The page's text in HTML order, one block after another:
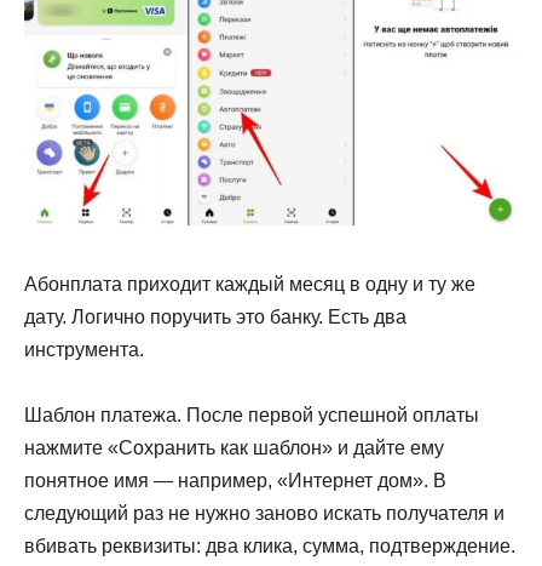
Абонплата приходит каждый месяц в одну и ту же
дату. Логично поручить это банку. Есть два
инструмента.
Шаблон платежа. После первой успешной оплаты
нажмите «Сохранить как шаблон» и дайте ему
понятное имя — например, «Интернет дом». В
следующий раз не нужно заново искать получателя и
вбивать реквизиты: два клика, сумма, подтверждение.